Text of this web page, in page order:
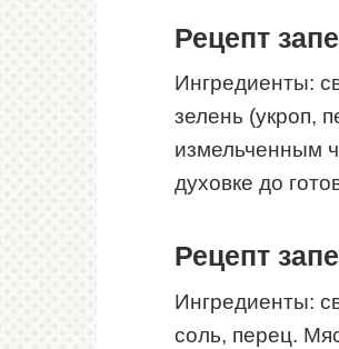
Рецепт
Ингредиенты:
зелень (укроп,
измельченным
духовке до
Рецепт
Ингредиенты:
соль, перец.